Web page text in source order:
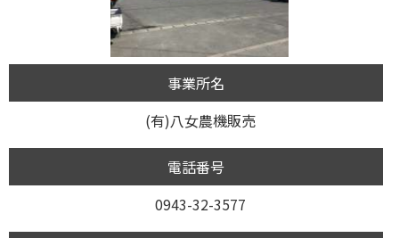
事業所名
(有)八女農機販売
電話番号
0943-32-3577